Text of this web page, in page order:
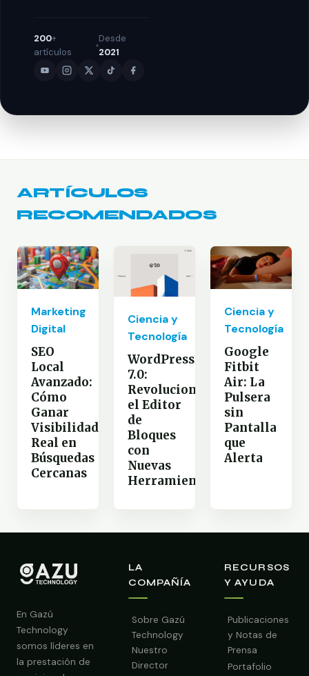
200+
artículos
Desde
2021
ARTÍCULOS
RECOMENDADOS
Marketing
Digital
SEO
Local
Avanzado:
Cómo
Ganar
Visibilidad
Real en
Búsquedas
Cercanas
Ciencia y
Tecnología
WordPress
7.0:
Revoluciona
el Editor
de
Bloques
con
Nuevas
Herramientas
Ciencia y
Tecnología
Google
Fitbit
Air: La
Pulsera
sin
Pantalla
que
Alerta
En Gazú
Technology
somos líderes en
la prestación de
LA
COMPAÑÍA
Sobre Gazú
Technology
Nuestro
Director
RECURSOS
Y AYUDA
Publicaciones
y Notas de
Prensa
Portafolio